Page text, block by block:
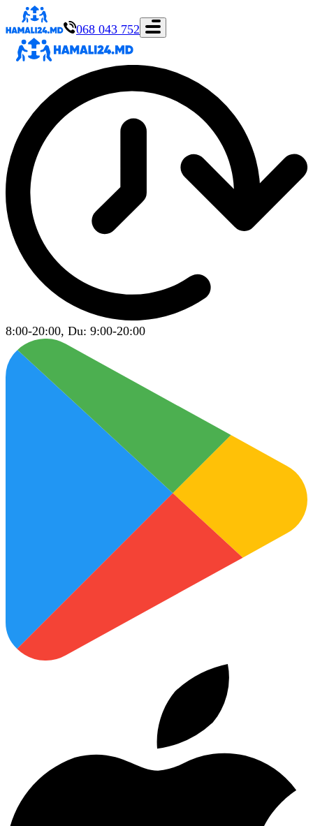
068 043 752
8:00-20:00, Du: 9:00-20:00